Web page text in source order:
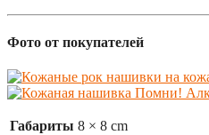
Фото от покупателей
Габариты 8 × 8 cm